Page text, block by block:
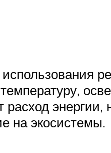
энергии,
на экосистемы.